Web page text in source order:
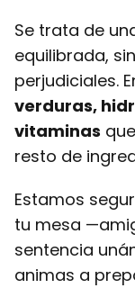
Se trata de
equilibrada,
perjudiciales.
verduras,
vitaminas
resto de
Estamos
tu mesa
sentencia
animas a